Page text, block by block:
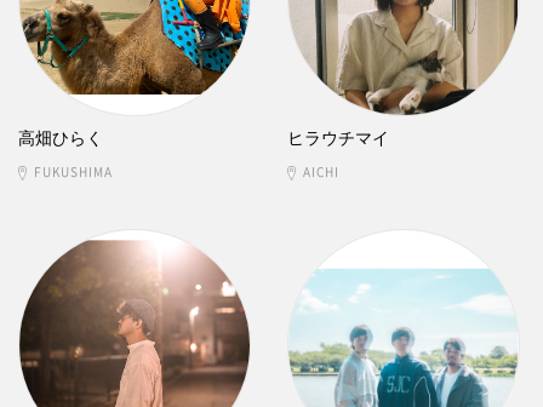
高畑ひらく
FUKUSHIMA
ヒラウチマイ
AICHI